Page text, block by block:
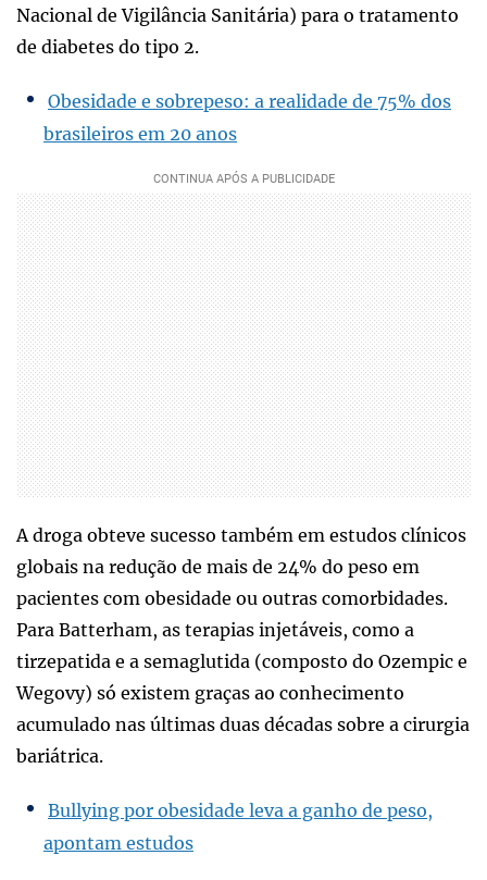
Nacional de Vigilância Sanitária) para o tratamento
de diabetes do tipo 2.
Obesidade e sobrepeso: a realidade de 75% dos
brasileiros em 20 anos
A droga obteve sucesso também em estudos clínicos
globais na redução de mais de 24% do peso em
pacientes com obesidade ou outras comorbidades.
Para Batterham, as terapias injetáveis, como a
tirzepatida e a semaglutida (composto do Ozempic e
Wegovy) só existem graças ao conhecimento
acumulado nas últimas duas décadas sobre a cirurgia
bariátrica.
Bullying por obesidade leva a ganho de peso,
apontam estudos